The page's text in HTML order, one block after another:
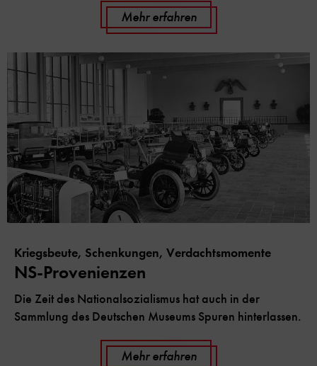
Mehr erfahren
Kriegsbeute, Schenkungen, Verdachtsmomente
NS-Provenienzen
Die Zeit des Nationalsozialismus hat auch in der
Sammlung des Deutschen Museums Spuren hinterlassen.
Mehr erfahren